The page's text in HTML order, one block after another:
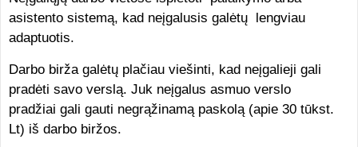
asistento sistemą, kad neįgalusis galėtų lengviau
adaptuotis.
Darbo birža galėtų plačiau viešinti, kad neįgalieji gali
pradėti savo verslą. Juk neįgalus asmuo verslo
pradžiai gali gauti negrąžinamą paskolą (apie 30 tūkst.
Lt) iš darbo biržos.